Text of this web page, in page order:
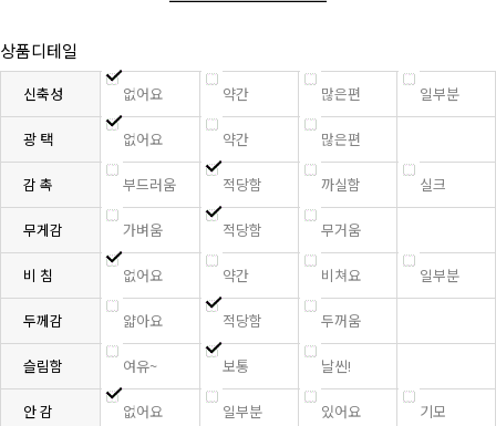
상품디테일
신축성 없어요 약간 많은편 일부분
광 택 없어요 약간 많은편
감 촉 부드러움 적당함 까실함 실크
무게감 가벼움 적당함 무거움
비 침 없어요 약간 비쳐요 일부분
두께감 얇아요 적당함 두꺼움
슬림함 여유~ 보통 날씬!
안 감 없어요 일부분 있어요 기모